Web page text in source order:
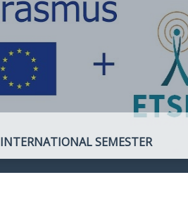
Ingeniería de Telecomunicación con la de
Administración y Dirección de Empresas
INTERNATIONAL SEMESTER